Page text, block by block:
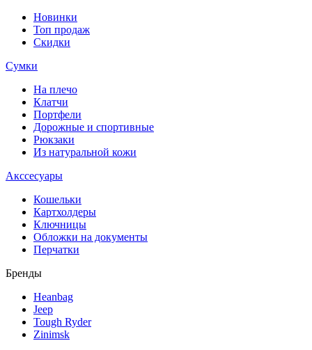
Новинки
Топ продаж
Скидки
Сумки
На плечо
Клатчи
Портфели
Дорожные и спортивные
Рюкзаки
Из натуральной кожи
Акссесуары
Кошельки
Картхолдеры
Ключницы
Обложки на документы
Перчатки
Бренды
Heanbag
Jeep
Tough Ryder
Zinimsk